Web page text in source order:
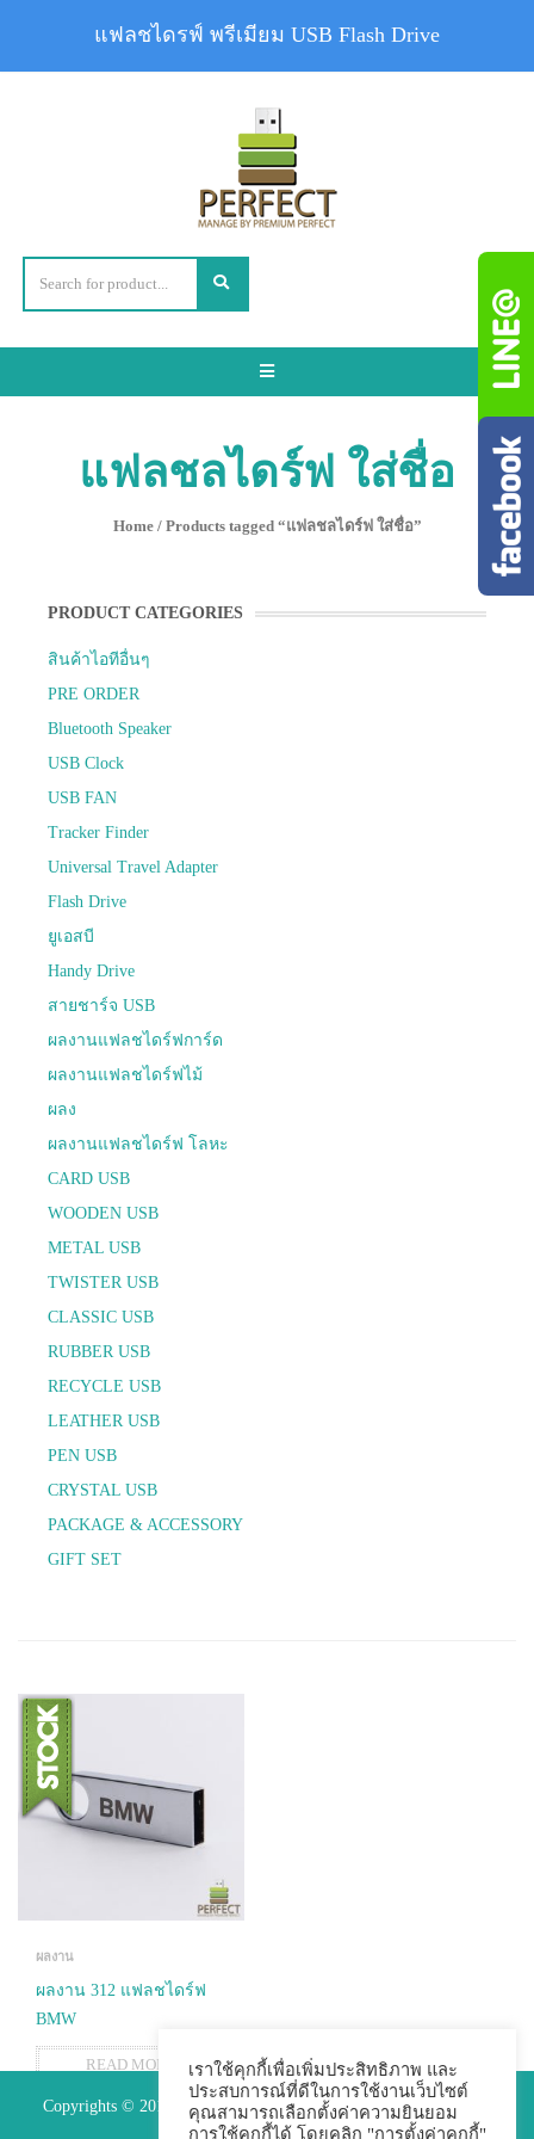
Toggle
แฟลชลไดร์ฟ ใส่ชื่อ
Home/ Products tagged “แฟลชลไดร์ฟ ใส่ชื่อ”
PRODUCT CATEGORIES
สินค้าไอทีอื่นๆ
PRE ORDER
Bluetooth Speaker
USB Clock
USB FAN
Tracker Finder
Universal Travel Adapter
Flash Drive
ยูเอสบี
Handy Drive
สายชาร์จ USB
ผลงานแฟลชไดร์ฟการ์ด
ผลงานแฟลชไดร์ฟไม้
ผลง
ผลงานแฟลชไดร์ฟ โลหะ
CARD USB
WOODEN USB
METAL USB
TWISTER USB
CLASSIC USB
RUBBER USB
RECYCLE USB
LEATHER USB
PEN USB
CRYSTAL USB
PACKAGE & ACCESSORY
GIFT SET
ผลงาน
ผลงาน 312 แฟลชไดร์ฟ
BMW
READ MORE
Copyrights © 2015 Premium Perfect Co.,ltd. All Rights Reserved.
เราใช้คุกกี้เพื่อเพิ่มประสิทธิภาพ และ
ประสบการณ์ที่ดีในการใช้งานเว็บไซต์
คุณสามารถเลือกตั้งค่าความยินยอม
การใช้คุกกี้ได้ โดยคลิก "การตั้งค่าคุกกี้"
แฟลชไดรฟ์ พรีเมียม USB Flash Drive